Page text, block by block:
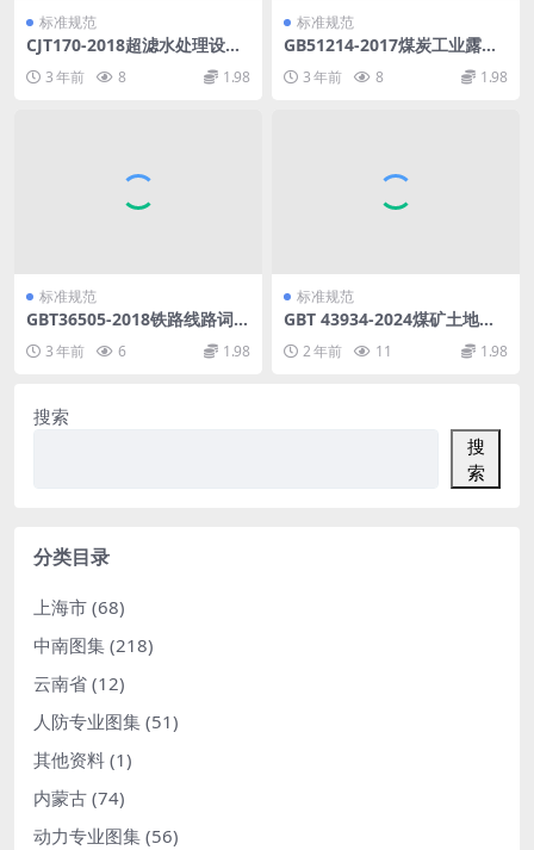
标准规范
CJT170-2018超滤水处理设备.
3 年前 8 1.98
标准规范
GB51214-2017煤炭工业露天
3 年前 8 1.98
标准规范
GBT36505-2018铁路线路词
3 年前 6 1.98
标准规范
GBT 43934-2024煤矿土地复
垦与生态修复技术规范.pdf
2 年前 11 1.98
搜索
搜
索
分类目录
上海市 (68)
中南图集 (218)
云南省 (12)
人防专业图集 (51)
其他资料 (1)
内蒙古 (74)
动力专业图集 (56)